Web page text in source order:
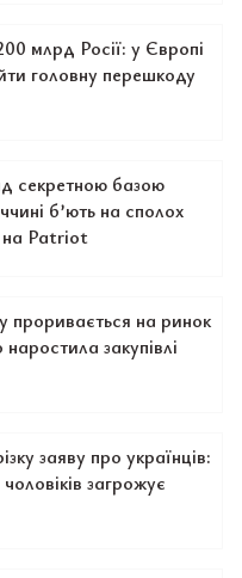
млрд Росії: у Європі
головну перешкоду
секретною базою
б’ють на сполох
на Patriot
проривається на ринок
закупівлі
заяву про українців:
загрожує